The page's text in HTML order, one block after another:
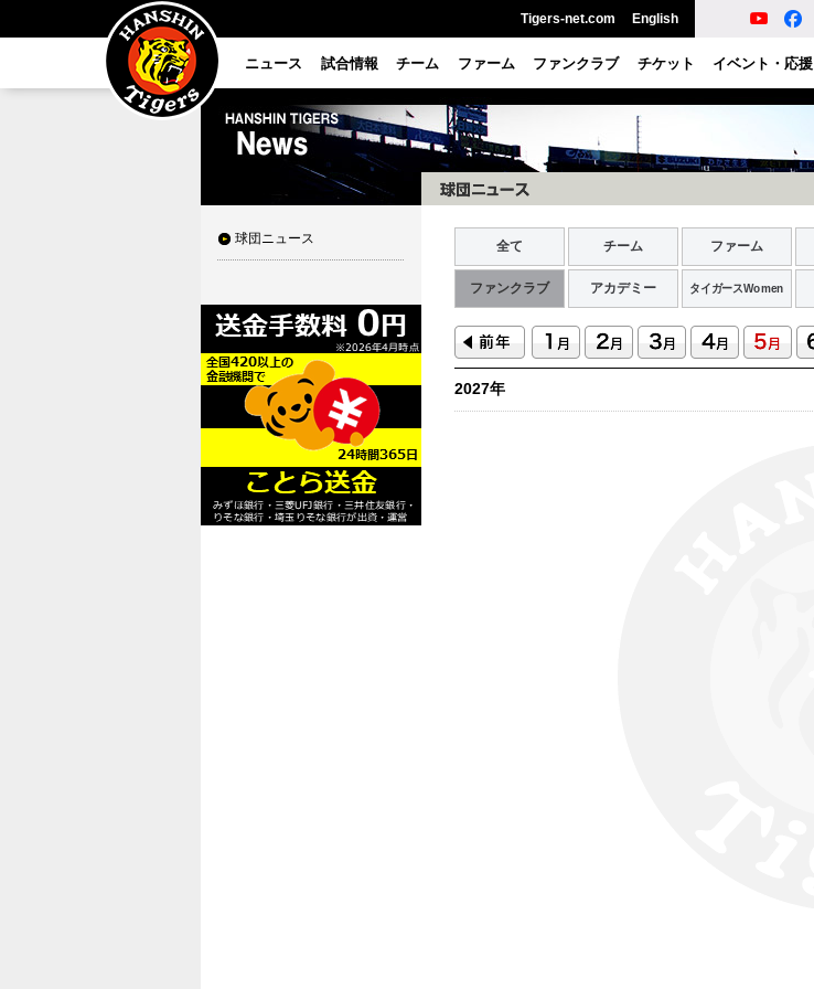
Tigers-net.com English
ニュース 試合情報 チーム ファーム ファンクラブ チケット イベント・応援
球団ニュース 全て チーム ファーム
ファンクラブ アカデミー タイガースWomen
2027年